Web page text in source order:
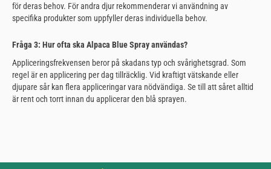
för deras behov. För andra djur rekommenderar vi användning av
specifika produkter som uppfyller deras individuella behov.
Fråga 3: Hur ofta ska Alpaca Blue Spray användas?
Appliceringsfrekvensen beror på skadans typ och svårighetsgrad. Som
regel är en applicering per dag tillräcklig. Vid kraftigt vätskande eller
djupare sår kan flera appliceringar vara nödvändiga. Se till att såret alltid
är rent och torrt innan du applicerar den blå sprayen.